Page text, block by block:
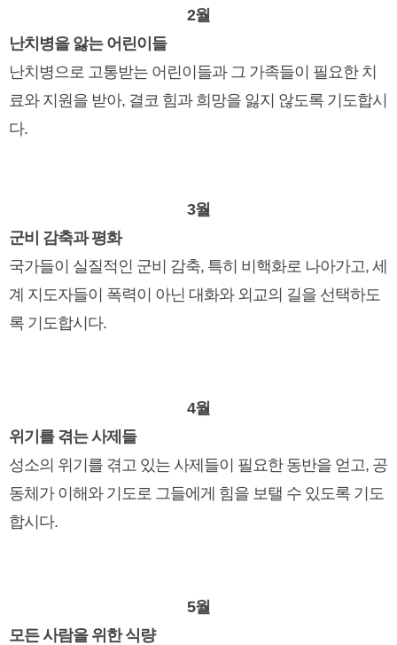
2월
난치병을 앓는 어린이들
난치병으로 고통받는 어린이들과 그 가족들이 필요한 치
료와 지원을 받아, 결코 힘과 희망을 잃지 않도록 기도합시
다.
3월
군비 감축과 평화
국가들이 실질적인 군비 감축, 특히 비핵화로 나아가고, 세
계 지도자들이 폭력이 아닌 대화와 외교의 길을 선택하도
록 기도합시다.
4월
위기를 겪는 사제들
성소의 위기를 겪고 있는 사제들이 필요한 동반을 얻고, 공
동체가 이해와 기도로 그들에게 힘을 보탤 수 있도록 기도
합시다.
5월
모든 사람을 위한 식량